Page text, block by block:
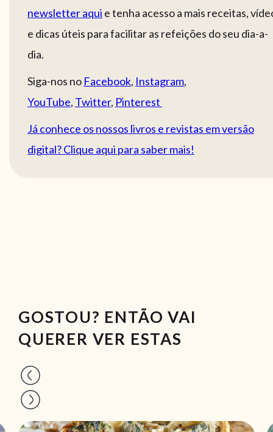
newsletter aqui e tenha acesso a mais receitas,
e dicas úteis para facilitar as refeições do seu dia-a-
dia.
Siga-nos no Facebook, Instagram,
YouTube, Twitter, Pinterest
Já conhece os nossos livros e revistas em versão
digital? Clique aqui para saber mais!
GOSTOU? ENTÃO VAI
QUERER VER ESTAS